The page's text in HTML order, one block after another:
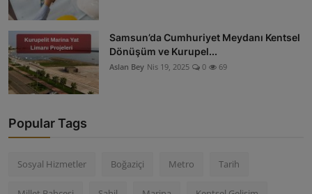
Samsun’da Cumhuriyet Meydanı Kentsel
Dönüşüm ve Kurupel...
Aslan Bey Nis 19, 2025 0 69
Popular Tags
Sosyal Hizmetler Boğaziçi Metro Tarih